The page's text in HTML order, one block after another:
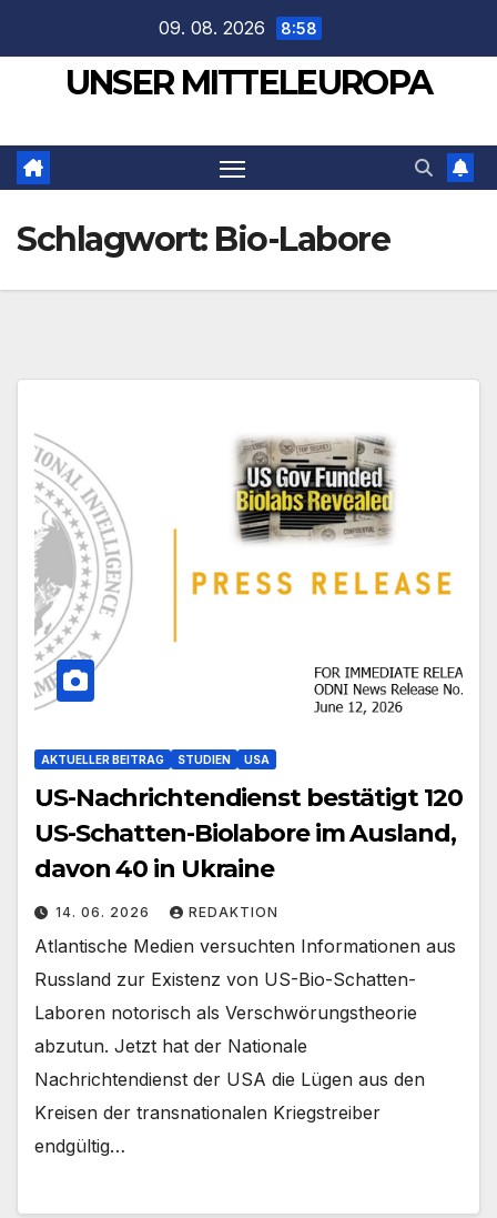
springen
09. 08. 2026 8:58
UNSER MITTELEUROPA
Schlagwort: Bio-Labore
AKTUELLER BEITRAG STUDIEN USA
US-Nachrichtendienst bestätigt 120
US-Schatten-Biolabore im Ausland,
davon 40 in Ukraine
14. 06. 2026 REDAKTION
Atlantische Medien versuchten Informationen aus
Russland zur Existenz von US-Bio-Schatten-
Laboren notorisch als Verschwörungstheorie
abzutun. Jetzt hat der Nationale
Nachrichtendienst der USA die Lügen aus den
Kreisen der transnationalen Kriegstreiber
endgültig…